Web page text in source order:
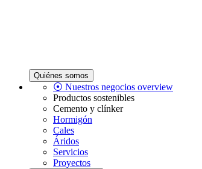
Quiénes somos
⦿ Nuestros negocios overview
Productos sostenibles
Cemento y clínker
Hormigón
Cales
Áridos
Servicios
Proyectos